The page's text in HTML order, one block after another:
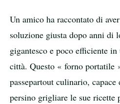
Un amico ha raccontato di
soluzione giusta dopo anni di
gigantesco e poco efficiente
città. Questo « forno portatile
passepartout culinario,
persino grigliare le sue